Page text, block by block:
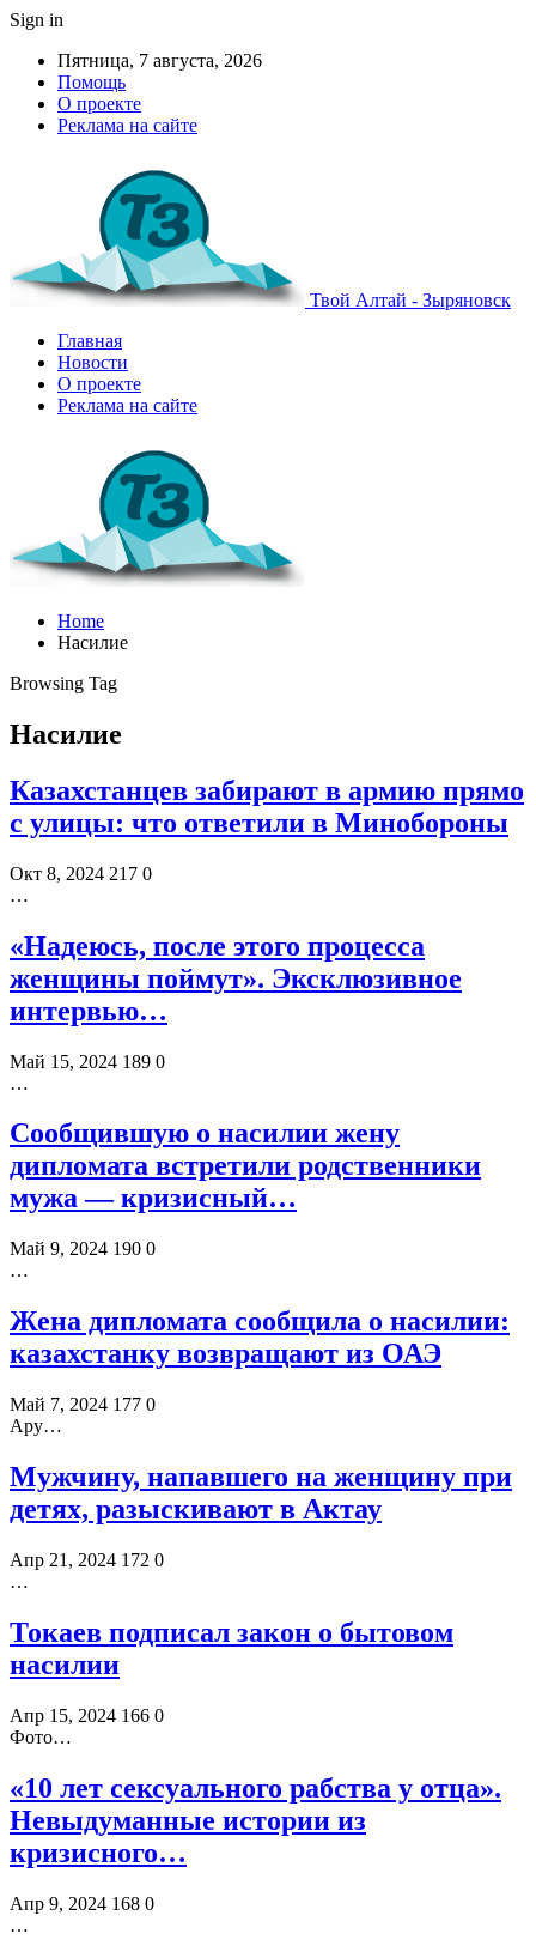
Sign in
Пятница, 7 августа, 2026
Помощь
О проекте
Реклама на сайте
Твой Алтай - Зыряновск
Главная
Новости
О проекте
Реклама на сайте
Home
Насилие
Browsing Tag
Насилие
Казахстанцев забирают в армию прямо
с улицы: что ответили в Минобороны
Окт 8, 2024 217 0
…
«Надеюсь, после этого процесса
женщины поймут». Эксклюзивное
интервью…
Май 15, 2024 189 0
…
Сообщившую о насилии жену
дипломата встретили родственники
мужа — кризисный…
Май 9, 2024 190 0
…
Жена дипломата сообщила о насилии:
казахстанку возвращают из ОАЭ
Май 7, 2024 177 0
Ару…
Мужчину, напавшего на женщину при
детях, разыскивают в Актау
Апр 21, 2024 172 0
…
Токаев подписал закон о бытовом
насилии
Апр 15, 2024 166 0
Фото…
«10 лет сексуального рабства у отца».
Невыдуманные истории из
кризисного…
Апр 9, 2024 168 0
…